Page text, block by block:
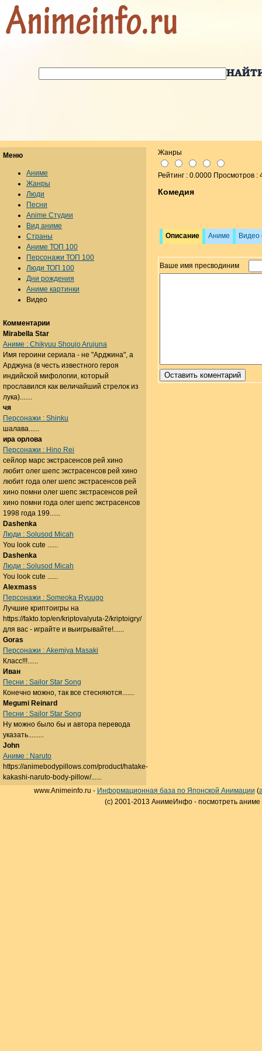
Жанры
Рейтинг : 0.0000 Просмотров :
Комедия
Описание Аниме Видео
Ваше имя пресводиним
Меню
Аниме
Жанры
Люди
Песни
Anime Студии
Вид аниме
Страны
Аниме ТОП 100
Персонажи ТОП 100
Люди ТОП 100
Дни рождения
Аниме картинки
Видео
Комментарии
Mirabella Star
Аниме : Chikyuu Shoujo Arujuna
Имя героини сериала - не "Арджина", а
Арджуна (в честь известного героя
индийской мифологии, который
прославился как величайший стрелок из
лука).......
чя
Персонажи : Shinku
шалава......
ира орлова
Персонажи : Hino Rei
сейлор марс экстрасенсов рей хино
любит олег шепс экстрасенсов рей хино
любит года олег шепс экстрасенсов рей
хино помни олег шепс экстрасенсов рей
хино помни года олег шепс экстрасенсов
1998 года 199......
Dashenka
Люди : Solusod Micah
You look cute ......
Dashenka
Люди : Solusod Micah
You look cute ......
Alexmass
Персонажи : Someoka Ryuugo
Лучшие криптоигры на
https://fakto.top/en/kriptovalyuta-2/kriptoigry/
для вас - играйте и выигрывайте!......
Goras
Персонажи : Akemiya Masaki
Класс!!!......
Иван
Песни : Sailor Star Song
Конечно можно, так все стесняются.......
Megumi Reinard
Песни : Sailor Star Song
Ну можно было бы и автора перевода
указать.........
John
Аниме : Naruto
https://animebodypillows.com/product/hatake-
kakashi-naruto-body-pillow/......
www.Animeinfo.ru - Информационная база по Японской Анимации (
(c) 2001-2013 АнимеИнфо - посмотреть аниме